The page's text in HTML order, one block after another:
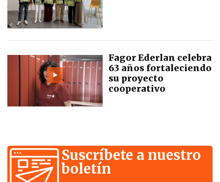
Fagor Ederlan celebra
63 años fortaleciendo
su proyecto
cooperativo
Suscríbete a nuestro
boletín